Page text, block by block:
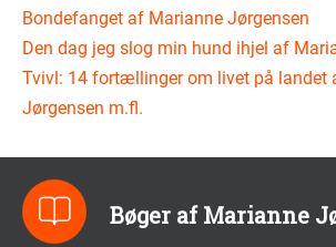
Bondefanget af Marianne Jørgensen
Den dag jeg slog min hund ihjel af
Tvivl: 14 fortællinger om livet på landet
Jørgensen m.fl.
Bøger af Marianne